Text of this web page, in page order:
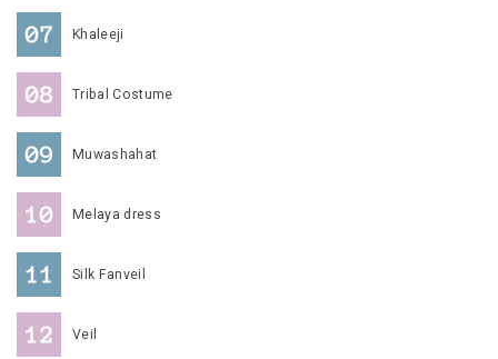
Khaleeji
Tribal Costume
Muwashahat
Melaya dress
Silk Fanveil
Veil